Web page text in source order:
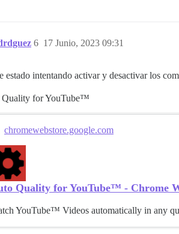
17 Junio, 2023 09:31
6
estado intentando activar y desactivar los
Quality for YouTube™
chromewebstore.google.com
Quality for YouTube™ - Chrome
YouTube™ Videos automatically in any